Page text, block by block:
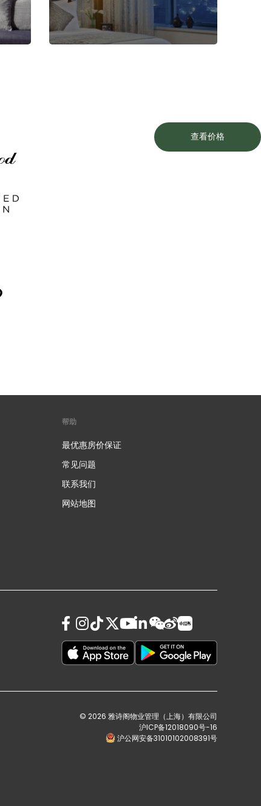
查看价格
帮助
最优惠房价保证
常见问题
联系我们
网站地图
© 2026 雅诗阁物业管理（上海）有限公司
沪ICP备12018090号-16
沪公网安备31010102008391号